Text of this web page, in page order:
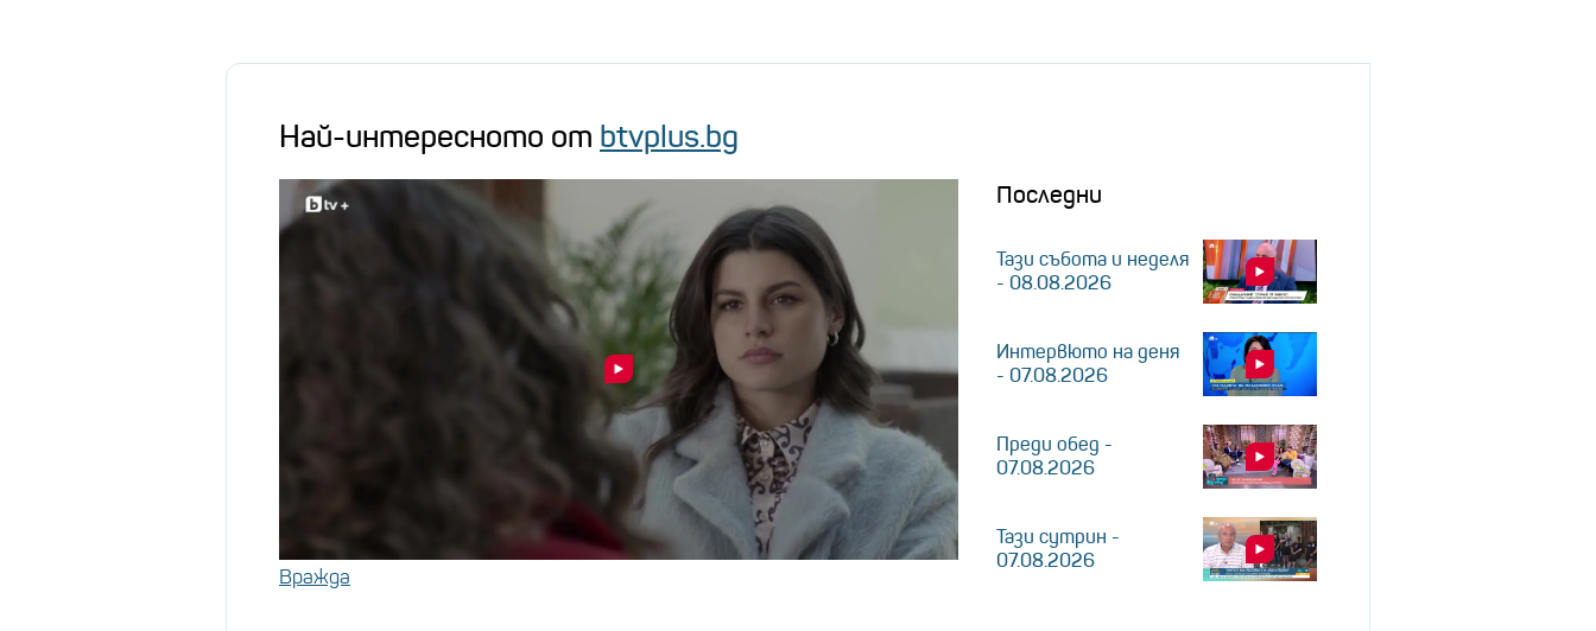
Най-интересното от btvplus.bg
Вражда
Последни
Тази събота и неделя
- 08.08.2026
Интервюто на деня
- 07.08.2026
Преди обед -
07.08.2026
Тази сутрин -
07.08.2026